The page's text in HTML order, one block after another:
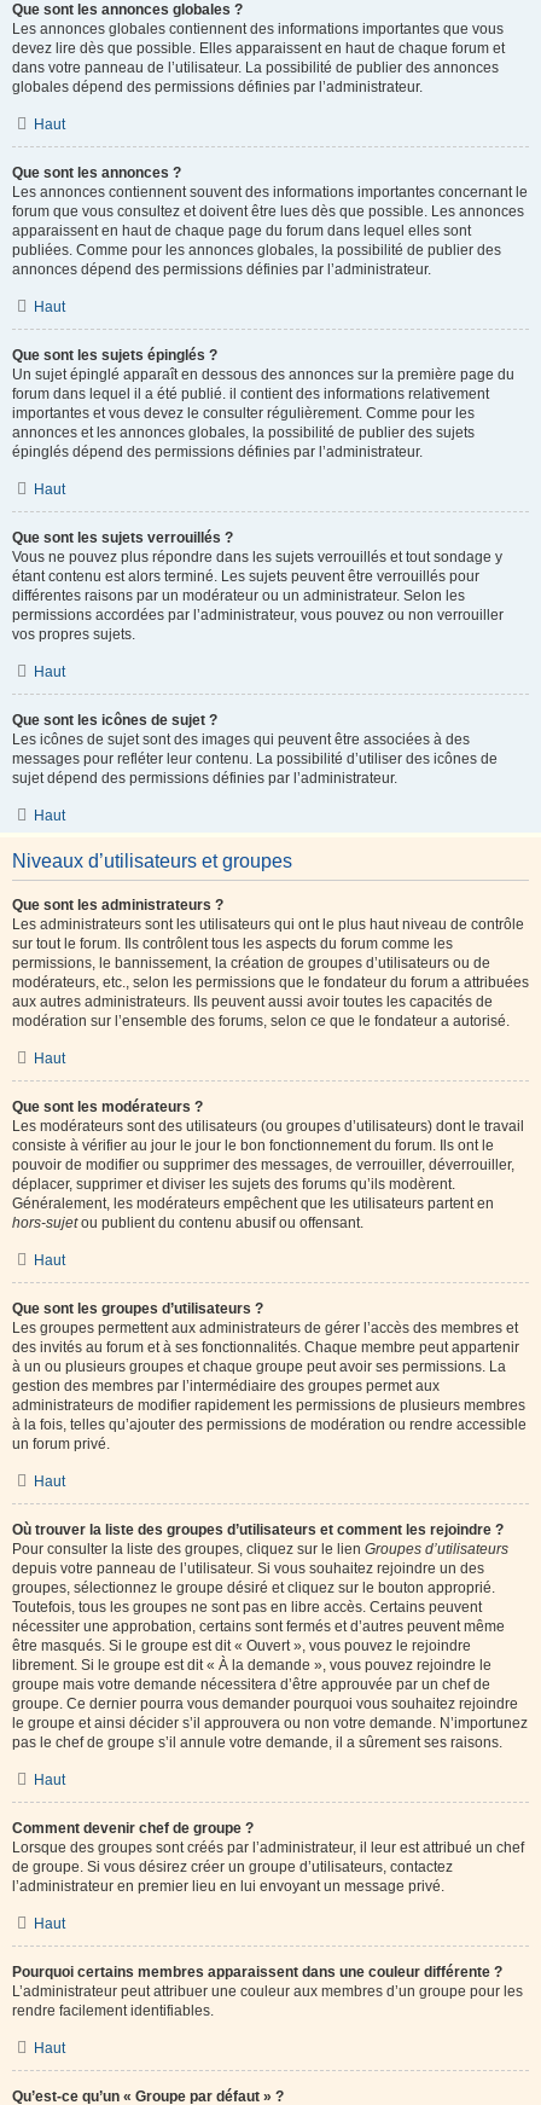
Que sont les annonces globales ?
Les annonces globales contiennent des informations importantes que vous
devez lire dès que possible. Elles apparaissent en haut de chaque forum et
dans votre panneau de l’utilisateur. La possibilité de publier des annonces
globales dépend des permissions définies par l’administrateur.
Haut
Que sont les annonces ?
Les annonces contiennent souvent des informations importantes concernant le
forum que vous consultez et doivent être lues dès que possible. Les annonces
apparaissent en haut de chaque page du forum dans lequel elles sont
publiées. Comme pour les annonces globales, la possibilité de publier des
annonces dépend des permissions définies par l’administrateur.
Haut
Que sont les sujets épinglés ?
Un sujet épinglé apparaît en dessous des annonces sur la première page du
forum dans lequel il a été publié. il contient des informations relativement
importantes et vous devez le consulter régulièrement. Comme pour les
annonces et les annonces globales, la possibilité de publier des sujets
épinglés dépend des permissions définies par l’administrateur.
Haut
Que sont les sujets verrouillés ?
Vous ne pouvez plus répondre dans les sujets verrouillés et tout sondage y
étant contenu est alors terminé. Les sujets peuvent être verrouillés pour
différentes raisons par un modérateur ou un administrateur. Selon les
permissions accordées par l’administrateur, vous pouvez ou non verrouiller
vos propres sujets.
Haut
Que sont les icônes de sujet ?
Les icônes de sujet sont des images qui peuvent être associées à des
messages pour refléter leur contenu. La possibilité d’utiliser des icônes de
sujet dépend des permissions définies par l’administrateur.
Haut
Niveaux d’utilisateurs et groupes
Que sont les administrateurs ?
Les administrateurs sont les utilisateurs qui ont le plus haut niveau de contrôle
sur tout le forum. Ils contrôlent tous les aspects du forum comme les
permissions, le bannissement, la création de groupes d’utilisateurs ou de
modérateurs, etc., selon les permissions que le fondateur du forum a attribuées
aux autres administrateurs. Ils peuvent aussi avoir toutes les capacités de
modération sur l’ensemble des forums, selon ce que le fondateur a autorisé.
Haut
Que sont les modérateurs ?
Les modérateurs sont des utilisateurs (ou groupes d’utilisateurs) dont le travail
consiste à vérifier au jour le jour le bon fonctionnement du forum. Ils ont le
pouvoir de modifier ou supprimer des messages, de verrouiller, déverrouiller,
déplacer, supprimer et diviser les sujets des forums qu’ils modèrent.
Généralement, les modérateurs empêchent que les utilisateurs partent en
hors-sujetou publient du contenu abusif ou offensant.
Haut
Que sont les groupes d’utilisateurs ?
Les groupes permettent aux administrateurs de gérer l’accès des membres et
des invités au forum et à ses fonctionnalités. Chaque membre peut appartenir
à un ou plusieurs groupes et chaque groupe peut avoir ses permissions. La
gestion des membres par l’intermédiaire des groupes permet aux
administrateurs de modifier rapidement les permissions de plusieurs membres
à la fois, telles qu’ajouter des permissions de modération ou rendre accessible
un forum privé.
Haut
Où trouver la liste des groupes d’utilisateurs et comment les rejoindre ?
Pour consulter la liste des groupes, cliquez sur le lien Groupes d’utilisateurs
depuis votre panneau de l’utilisateur. Si vous souhaitez rejoindre un des
groupes, sélectionnez le groupe désiré et cliquez sur le bouton approprié.
Toutefois, tous les groupes ne sont pas en libre accès. Certains peuvent
nécessiter une approbation, certains sont fermés et d’autres peuvent même
être masqués. Si le groupe est dit « Ouvert », vous pouvez le rejoindre
librement. Si le groupe est dit « À la demande », vous pouvez rejoindre le
groupe mais votre demande nécessitera d’être approuvée par un chef de
groupe. Ce dernier pourra vous demander pourquoi vous souhaitez rejoindre
le groupe et ainsi décider s’il approuvera ou non votre demande. N’importunez
pas le chef de groupe s’il annule votre demande, il a sûrement ses raisons.
Haut
Comment devenir chef de groupe ?
Lorsque des groupes sont créés par l’administrateur, il leur est attribué un chef
de groupe. Si vous désirez créer un groupe d’utilisateurs, contactez
l’administrateur en premier lieu en lui envoyant un message privé.
Haut
Pourquoi certains membres apparaissent dans une couleur différente ?
L’administrateur peut attribuer une couleur aux membres d’un groupe pour les
rendre facilement identifiables.
Haut
Qu’est-ce qu’un « Groupe par défaut » ?